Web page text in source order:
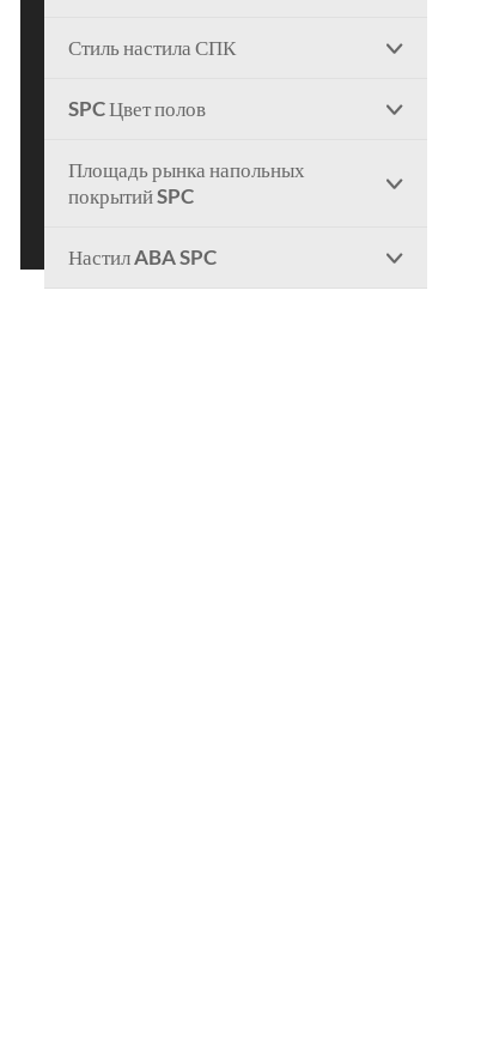
Стиль настила СПК 
SPC Цвет полов 
Площадь рынка напольных
покрытий SPC

Настил ABA SPC 